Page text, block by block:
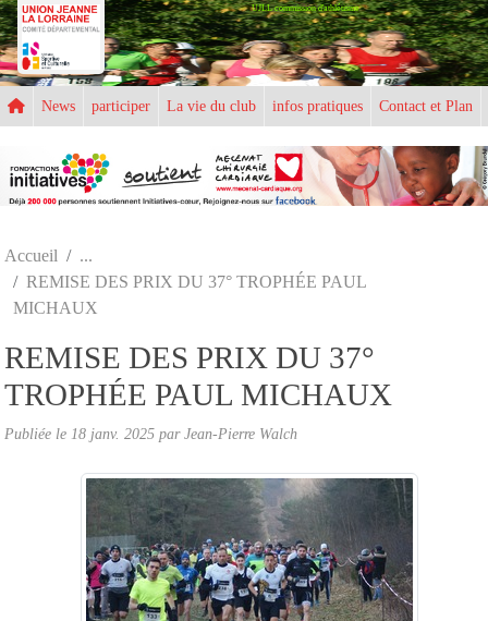
UJLL commission d'athlétisme
News participer La vie du club infos pratiques Contact et Plan
Accueil
REMISE DES PRIX DU 37° TROPHÉE PAUL
MICHAUX
REMISE DES PRIX DU 37°
TROPHÉE PAUL MICHAUX
Publiée le 18 janv. 2025 parJean-Pierre Walch
Panneau de gestion des cookies